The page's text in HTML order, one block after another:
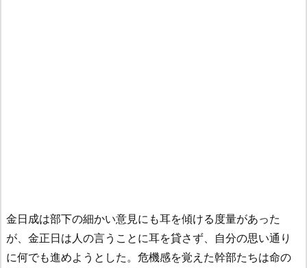
金日成は部下の細かい意見にも耳を傾ける度量があった
が、金正日は人の言うことに耳を貸さず、自分の思い通り
に何でも進めようとした。危機感を覚えた幹部たちは命の